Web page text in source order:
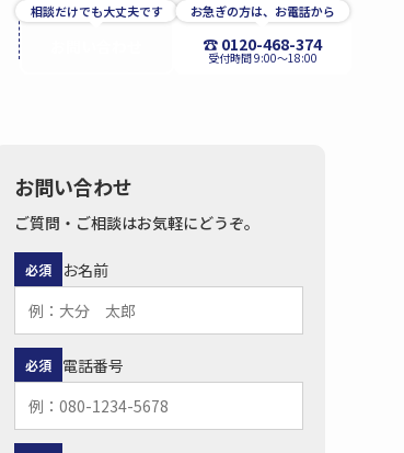
相談だけでも大丈夫です お急ぎの方は、お電話から
☎ 0120-468-374
受付時間 9:00〜18:00
お問い合わせ
ご質問・ご相談はお気軽にどうぞ。
お名前
必須
電話番号
必須